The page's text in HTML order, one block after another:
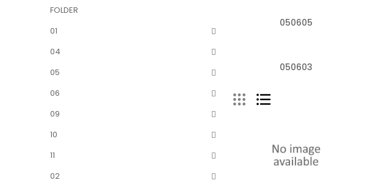
FOLDER
01
04
05
06
09
10
11
02
050605
050603